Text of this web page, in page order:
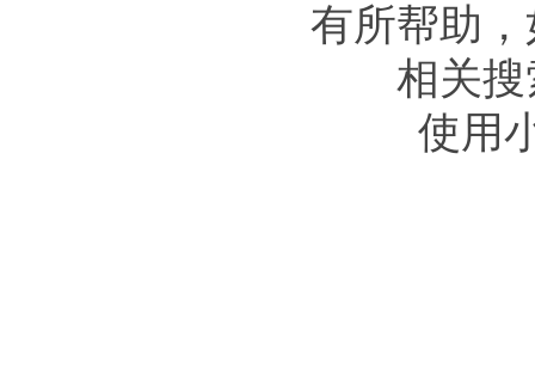
有所帮助
相关搜
使用